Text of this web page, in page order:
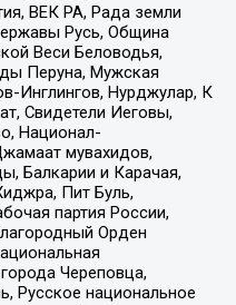
ВЕК РА, Рада земли
Русь, Община
Веси Беловодья,
Перуна, Мужская
Инглингов, Нурджулар, К
Свидетели Иеговы,
Национал-
мувахидов,
Балкарии и Карачая,
Пит Буль,
партия России,
Орден
Череповца,
Русское национальное